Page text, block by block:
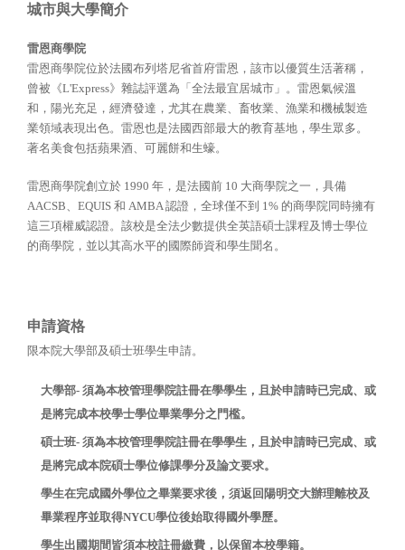
城市與大學簡介
雷恩商學院
雷恩商學院位於法國布列塔尼省首府雷恩，該市以優質生活著稱，
曾被《L'Express》雜誌評選為「全法最宜居城市」。雷恩氣候溫
和，陽光充足，經濟發達，尤其在農業、畜牧業、漁業和機械製造
業領域表現出色。雷恩也是法國西部最大的教育基地，學生眾多。
著名美食包括蘋果酒、可麗餅和生蠔。
雷恩商學院創立於 1990 年，是法國前 10 大商學院之一，具備
AACSB、EQUIS 和 AMBA 認證，全球僅不到 1% 的商學院同時擁有
這三項權威認證。該校是全法少數提供全英語碩士課程及博士學位
的商學院，並以其高水平的國際師資和學生聞名。
申請資格
限本院大學部及碩士班學生申請。
大學部- 須為本校管理學院註冊在學學生，且於申請時已完成、或
是將完成本校學士學位畢業學分之門檻。
碩士班- 須為本校管理學院註冊在學學生，且於申請時已完成、或
是將完成本院碩士學位修課學分及論文要求。
學生在完成國外學位之畢業要求後，須返回陽明交大辦理離校及
畢業程序並取得NYCU學位後始取得國外學歷。
學生出國期間皆須本校註冊繳費，以保留本校學籍。